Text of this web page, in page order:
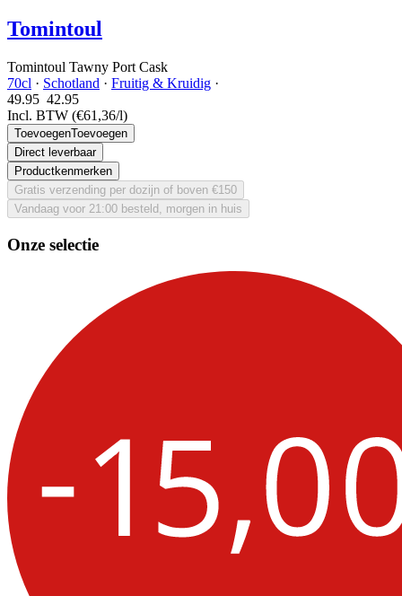
Tomintoul
Tomintoul Tawny Port Cask
70cl · Schotland · Fruitig & Kruidig ·
49.95 42.95
Incl. BTW (€61,36/l)
ToevoegenToevoegen
Direct leverbaar
Productkenmerken
Gratis verzending per dozijn of boven €150
Vandaag voor 21:00 besteld, morgen in huis
Onze selectie